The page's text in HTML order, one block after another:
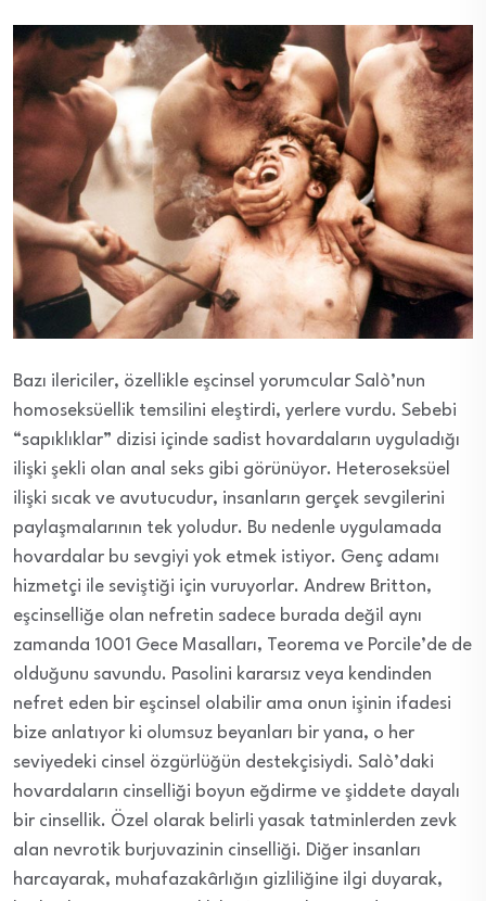
Bazı ilericiler, özellikle eşcinsel yorumcular Salò’nun
homoseksüellik temsilini eleştirdi, yerlere vurdu. Sebebi
“sapıklıklar” dizisi içinde sadist hovardaların uyguladığı
ilişki şekli olan anal seks gibi görünüyor. Heteroseksüel
ilişki sıcak ve avutucudur, insanların gerçek sevgilerini
paylaşmalarının tek yoludur. Bu nedenle uygulamada
hovardalar bu sevgiyi yok etmek istiyor. Genç adamı
hizmetçi ile seviştiği için vuruyorlar. Andrew Britton,
eşcinselliğe olan nefretin sadece burada değil aynı
zamanda 1001 Gece Masalları, Teorema ve Porcile’de de
olduğunu savundu. Pasolini kararsız veya kendinden
nefret eden bir eşcinsel olabilir ama onun işinin ifadesi
bize anlatıyor ki olumsuz beyanları bir yana, o her
seviyedeki cinsel özgürlüğün destekçisiydi. Salò’daki
hovardaların cinselliği boyun eğdirme ve şiddete dayalı
bir cinsellik. Özel olarak belirli yasak tatminlerden zevk
alan nevrotik burjuvazinin cinselliği. Diğer insanları
harcayarak, muhafazakârlığın gizliliğine ilgi duyarak,